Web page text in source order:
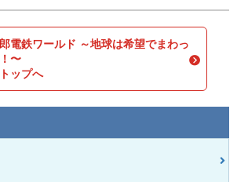
電鉄ワールド ～地球は希望でまわっ
〜
ップへ